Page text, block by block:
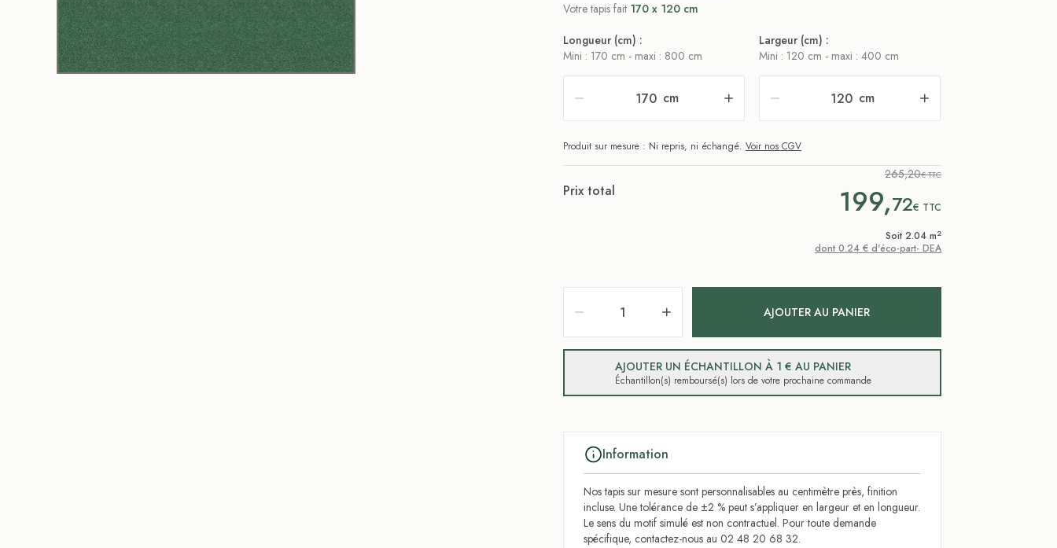
Votre tapis fait 170 x 120 cm
Longueur (cm) :
Mini : 170 cm - maxi : 800 cm
cm
Largeur (cm) :
Mini : 120 cm - maxi : 400 cm
cm
Produit sur mesure : Ni repris, ni échangé. Voir nos CGV
Prix total
265,20€ TTC
199,72€ TTC
Soit 2.04 m2
dont 0.24 € d'éco-part- DEA
AJOUTER AU PANIER
AJOUTER UN ÉCHANTILLON À 1 € AU PANIER
Échantillon(s) remboursé(s) lors de votre prochaine commande
Information
Nos tapis sur mesure sont personnalisables au centimètre près, finition
incluse. Une tolérance de ±2 % peut s’appliquer en largeur et en longueur.
Le sens du motif simulé est non contractuel. Pour toute demande
spécifique, contactez-nous au 02 48 20 68 32.